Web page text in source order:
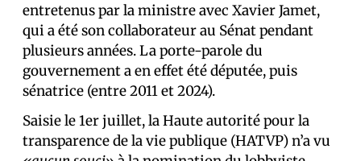
entretenus par la ministre avec Xavier Jamet,
qui a été son collaborateur au Sénat pendant
plusieurs années. La porte-parole du
gouvernement a en effet été députée, puis
sénatrice (entre 2011 et 2024).
Saisie le 1er juillet, la Haute autorité pour la
transparence de la vie publique (HATVP) n’a vu